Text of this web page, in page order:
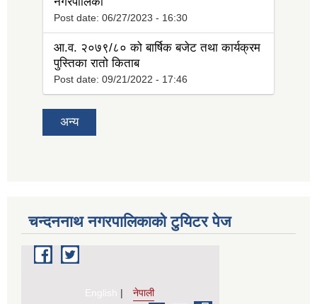
Post date: 06/27/2023 - 16:30
आ.व. २०७९/८० को बार्षिक बजेट तथा कार्यक्रम
पुस्तिका रातो किताब
Post date: 09/21/2022 - 17:46
अन्य
चन्दननाथ नगरपालिकाको टुयिटर पेज